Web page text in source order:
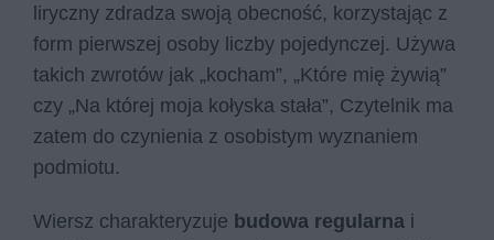
liryczny zdradza swoją obecność, korzystając z
form pierwszej osoby liczby pojedynczej. Używa
takich zwrotów jak „kocham”, „Któ­re mię ży­wią”
czy „Na któ­rej moja ko­ły­ska sta­ła”, Czytelnik ma
zatem do czynienia z osobistym wyznaniem
podmiotu.
Wiersz charakteryzuje budowa regularna i